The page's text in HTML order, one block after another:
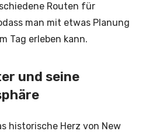
Routen für
man mit etwas Planung
Tag erleben kann.
und seine
historische Herz von New